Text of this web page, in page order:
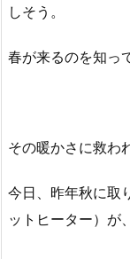
しそう。
春が来るのを知っ
その暖かさに救わ
今日、昨年秋に取
ットヒーター）が